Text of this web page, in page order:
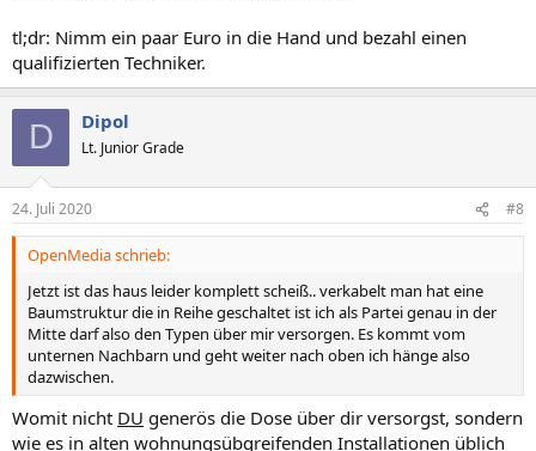
tl;dr: Nimm ein paar Euro in die Hand und bezahl einen
qualifizierten Techniker.
D Dipol
Lt. Junior Grade
24. Juli 2020 #8
OpenMedia schrieb:
Jetzt ist das haus leider komplett scheiß.. verkabelt man hat eine
Baumstruktur die in Reihe geschaltet ist ich als Partei genau in der
Mitte darf also den Typen über mir versorgen. Es kommt vom
unternen Nachbarn und geht weiter nach oben ich hänge also
dazwischen.
Womit nicht DU generös die Dose über dir versorgst, sondern
wie es in alten wohnungsübgreifenden Installationen üblich